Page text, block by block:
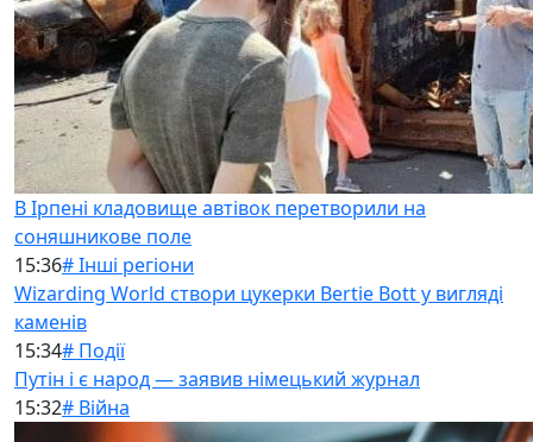
В Ірпені кладовище автівок перетворили на
соняшникове поле
15:36# Інші регіони
Wizarding World створи цукерки Bertie Bott у вигляді
каменів
15:34# Події
Путін і є народ — заявив німецький журнал
15:32# Війна